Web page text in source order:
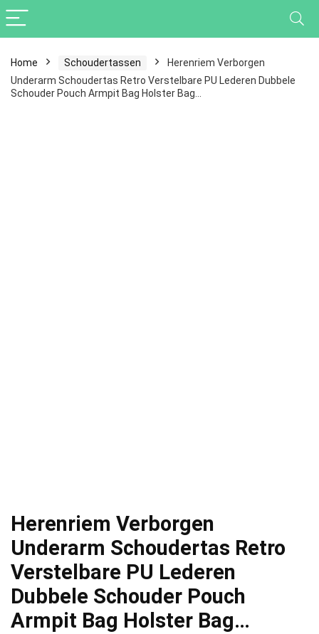
Home Schoudertassen
Herenriem Verborgen
Underarm Schoudertas Retro Verstelbare PU Lederen Dubbele
Schouder Pouch Armpit Bag Holster Bag…
Herenriem Verborgen
Underarm Schoudertas Retro
Verstelbare PU Lederen
Dubbele Schouder Pouch
Armpit Bag Holster Bag…